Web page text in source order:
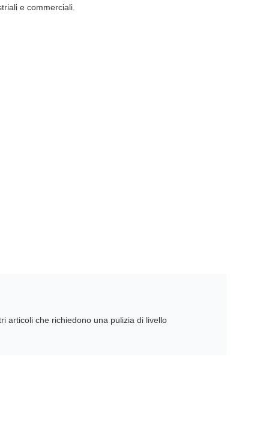
e commerciali.
articoli che richiedono una pulizia di livello